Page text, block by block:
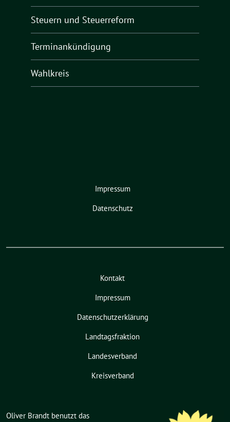
Steuern und Steuerreform
Terminankündigung
Wahlkreis
Impressum
Datenschutz
Kontakt
Impressum
Datenschutzerklärung
Landtagsfraktion
Landesverband
Kreisverband
Oliver Brandt benutzt das